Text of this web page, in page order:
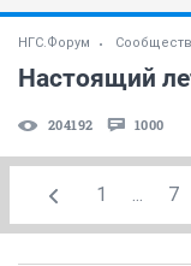
НГС.Форум
Настоящий
204192 1000
1 ... 7